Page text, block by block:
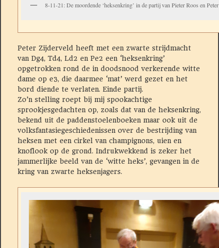
8-11-21: De moordende ‘heksenkring’ in de partij van Pieter Roos en
Peter Zijderveld heeft met een zwarte strijdmacht
van Dg4, Td4, Ld2 en Pe2 een ‘heksenkring’
opgetrokken rond de in doodsnood verkerende witte
dame op e3, die daarmee ‘mat’ werd gezet en het
bord diende te verlaten. Einde partij.
Zo’n stelling roept bij mij spookachtige
sprookjesgedachten op, zoals dat van de heksenkring,
bekend uit de paddenstoelenboeken maar ook uit de
volksfantasiegeschiedenissen over de bestrijding van
heksen met een cirkel van champignons, uien en
knoflook op de grond. Indrukwekkend is zeker het
jammerlijke beeld van de ‘witte heks’, gevangen in de
kring van zwarte heksenjagers.